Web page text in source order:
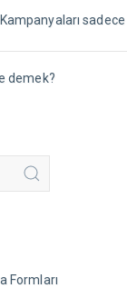
Kampanyaları
demek?
Formları